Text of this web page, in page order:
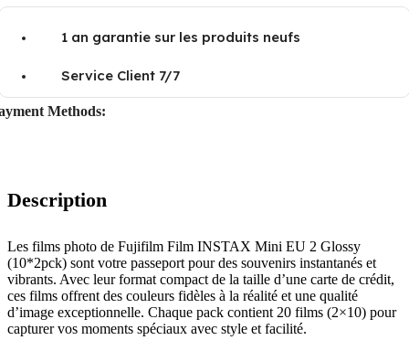
1 an garantie sur les produits neufs
Service Client 7/7
Methods:
Description
Les films photo de Fujifilm Film INSTAX Mini EU 2 Glossy
(10*2pck) sont votre passeport pour des souvenirs instantanés et
vibrants. Avec leur format compact de la taille d’une carte de crédit,
ces films offrent des couleurs fidèles à la réalité et une qualité
d’image exceptionnelle. Chaque pack contient 20 films (2×10) pour
capturer vos moments spéciaux avec style et facilité.